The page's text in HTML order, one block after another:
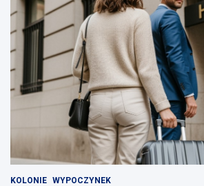
KOLONIE WYPOCZYNEK